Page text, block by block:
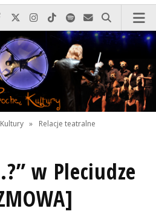
po prostu do nas zadzwoń
Odwiedź nas na Facebook-u
Odwiedź nas na X
Odwiedź nas na Instagram-ie
Odwiedź nas na TikTok-u
Szukaj nas na Spotify
Wyślij do nas
Szukaj
» Relacje teatralne
w Pleciudze